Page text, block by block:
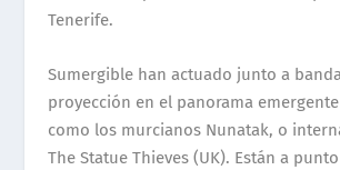
Tenerife.
Sumergible han actuado junto a
proyección en el panorama
como los murcianos Nunatak, o
The Statue Thieves (UK). Están a